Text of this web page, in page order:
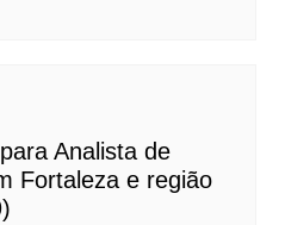
Analista de
Fortaleza e região